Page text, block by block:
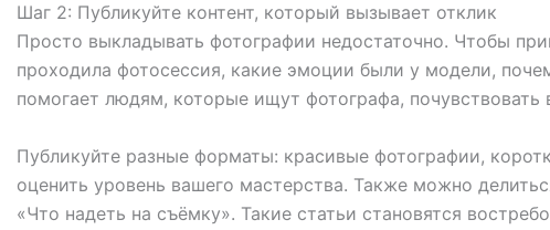
Шаг 2: Публикуйте контент, который вызывает отклик
Просто выкладывать фотографии недостаточно. Чтобы
проходила фотосессия, какие эмоции были у модели,
помогает людям, которые ищут фотографа,
Публикуйте разные форматы: красивые фотографии,
оценить уровень вашего мастерства. Также можно
«Что надеть на съёмку». Такие статьи становятся